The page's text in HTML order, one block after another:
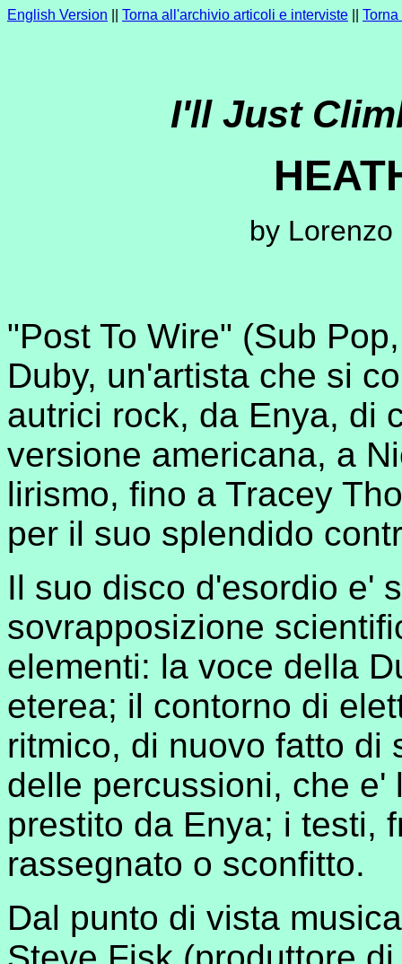
English Version Torna all'archivio articoli e interviste
I'll Just
by
"Post To Wire" (Sub
Duby, un'artista che si
autrici rock, da Enya, di
versione americana, a
lirismo, fino a Tracey
per il suo splendido
Il suo disco d'esordio e'
sovrapposizione
elementi: la voce della
eterea; il contorno di
ritmico, di nuovo fatto di
delle percussioni, che
prestito da Enya; i testi,
rassegnato o sconfitto.
Dal punto di vista